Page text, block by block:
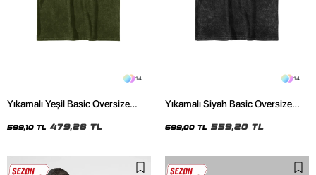
14
Yıkamalı Yeşil Basic Oversize
599,10 TL 479,28 TL
14
Yıkamalı Siyah Basic Oversize
699,00 TL 559,20 TL